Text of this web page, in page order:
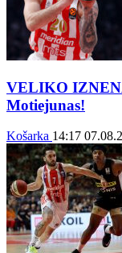
VELIKO
Motiejunas!
Košarka 14:17